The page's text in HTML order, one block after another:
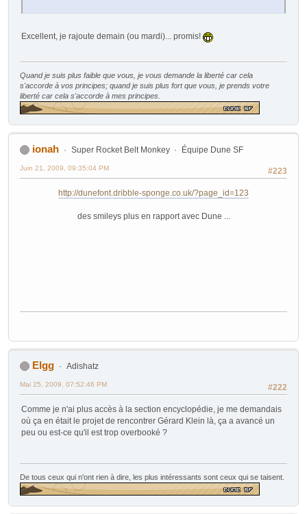
Excellent, je rajoute demain (ou mardi)... promis!
Quand je suis plus faible que vous, je vous demande la liberté car cela
s'accorde à vos principes; quand je suis plus fort que vous, je prends votre
liberté car cela s'accorde à mes principes.
ionah Super Rocket Belt Monkey Équipe Dune SF
#223
Juin 21, 2009, 09:35:04 PM
http://dunefont.dribble-sponge.co.uk/?page_id=123
des smileys plus en rapport avec Dune ...
Elgg Adishatz
#222
Mai 25, 2009, 07:52:46 PM
Comme je n'ai plus accès à la section encyclopédie, je me demandais
où ça en était le projet de rencontrer Gérard Klein là, ça a avancé un
peu ou est-ce qu'il est trop overbooké ?
De tous ceux qui n'ont rien à dire, les plus intéressants sont ceux qui se taisent.